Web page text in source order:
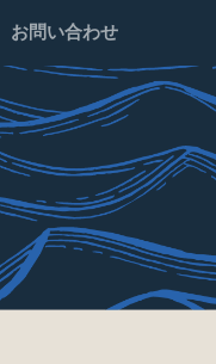
お問い合わせ